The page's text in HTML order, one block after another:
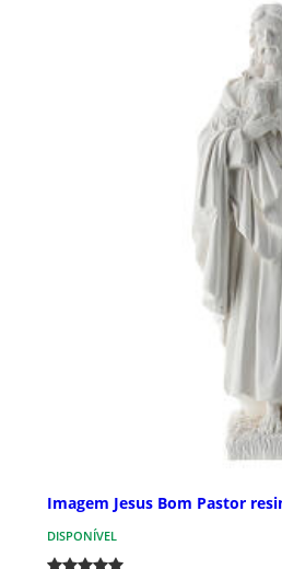
Imagem Jesus Bom Pastor
DISPONÍVEL